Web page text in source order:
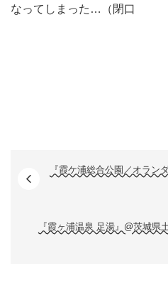
なってしまった…（閉口
『霞ヶ浦温泉 足湯』@茨城県